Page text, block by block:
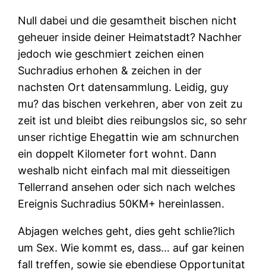
Null dabei und die gesamtheit bischen nicht
geheuer inside deiner Heimatstadt? Nachher
jedoch wie geschmiert zeichen einen
Suchradius erhohen & zeichen in der
nachsten Ort datensammlung. Leidig, guy
mu? das bischen verkehren, aber von zeit zu
zeit ist und bleibt dies reibungslos sic, so sehr
unser richtige Ehegattin wie am schnurchen
ein doppelt Kilometer fort wohnt. Dann
weshalb nicht einfach mal mit diesseitigen
Tellerrand ansehen oder sich nach welches
Ereignis Suchradius 50KM+ hereinlassen.
Abjagen welches geht, dies geht schlie?lich
um Sex. Wie kommt es, dass… auf gar keinen
fall treffen, sowie sie ebendiese Opportunitat